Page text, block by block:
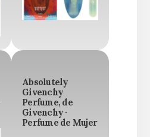
Absolutely
Givenchy
Perfume, de
Givenchy ·
Perfume de Mujer